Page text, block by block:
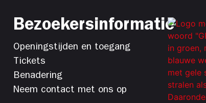
Bezoekersinformatie
Openingstijden en toegang
Tickets
Benadering
Neem contact met ons op